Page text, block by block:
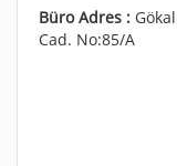
Büro Adres :
Cad. No:85/A